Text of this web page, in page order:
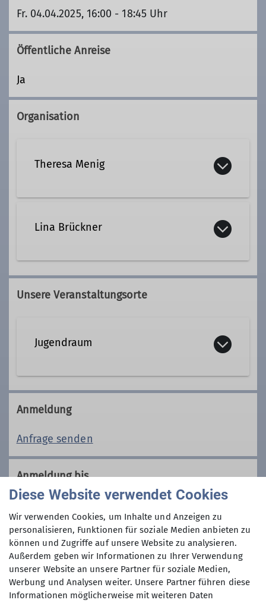
Fr. 04.04.2025, 16:00 - 18:45 Uhr
Öffentliche Anreise
Ja
Organisation
Theresa Menig
Qualifikationen
Trainer*in C Bergsteigen
Lina Brückner
Kontakt aufnehmen
Ämter
Ansprechperson für Prävention
Unsere Veranstaltungsorte
Jugendraum
Mühlbachstraße 17
82229 Seefeld
Anmeldung
Anfrage senden
Anmeldung bis
Preis
5€ Kursgebühr
Diese Website verwendet Cookies
Wir verwenden Cookies, um Inhalte und Anzeigen zu
personalisieren, Funktionen für soziale Medien anbieten zu
können und Zugriffe auf unsere Website zu analysieren.
Außerdem geben wir Informationen zu Ihrer Verwendung
unserer Website an unsere Partner für soziale Medien,
Werbung und Analysen weiter. Unsere Partner führen diese
Informationen möglicherweise mit weiteren Daten